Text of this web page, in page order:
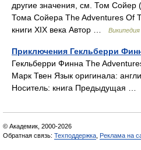
другие значения, см. Том Сойер
Тома Сойера The Adventures Of
книги XIX века Автор …
Википедия
Приключения Гекльберри
Гекльберри Финна The
Марк Твен Язык оригинала:
Носитель: книга Предыдущая …
© Академик, 2000-2026
Обратная связь: Техподдержка Реклама на